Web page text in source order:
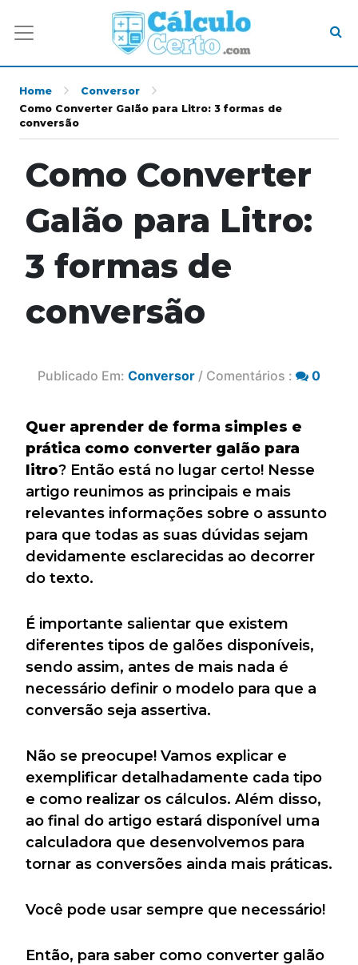
Home
Conversor
Como Converter Galão para Litro: 3 formas de
conversão
Como Converter
Galão para Litro:
3 formas de
conversão
Publicado Em: Conversor / Comentários : 0
Quer aprender de forma simples e
prática como converter galão para
litro? Então está no lugar certo! Nesse
artigo reunimos as principais e mais
relevantes informações sobre o assunto
para que todas as suas dúvidas sejam
devidamente esclarecidas ao decorrer
do texto.
É importante salientar que existem
diferentes tipos de galões disponíveis,
sendo assim, antes de mais nada é
necessário definir o modelo para que a
conversão seja assertiva.
Não se preocupe! Vamos explicar e
exemplificar detalhadamente cada tipo
e como realizar os cálculos. Além disso,
ao final do artigo estará disponível uma
calculadora que desenvolvemos para
tornar as conversões ainda mais práticas.
Você pode usar sempre que necessário!
Então, para saber como converter galão